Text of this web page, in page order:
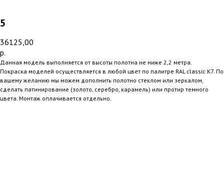
5
36125,00
р.
Данная модель выполняется от высоты полотна не ниже 2,2 метра.
Покраска моделей осуществляется в любой цвет по палитре RAL classic K7. По
вашему желанию мы можем дополнить полотно стеклом или зеркалом,
сделать патинирование (золото, серебро, карамель) или протир темного
цвета. Монтаж оплачивается отдельно.